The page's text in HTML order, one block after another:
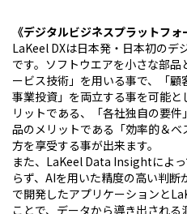
《デジタルビジネスプラットフォ
LaKeel DXは日本発・日本初のデ
です。ソフトウエアを小さな部
ービス技術」を用いる事で、「
事業投資」を両立する事を可能
リットである、「各社独自の要
品のメリットである「効率的＆
方を享受する事が出来ます。
また、LaKeel Data Insightによ
らず、AIを用いた精度の高い判
で開発したアプリケーションと
ことで、データから導き出され